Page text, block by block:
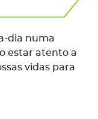
dia numa
estar atento a
vidas para